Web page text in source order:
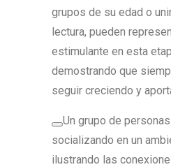
grupos de su edad o
lectura, pueden
estimulante en esta
demostrando que
seguir creciendo y
Un grupo de
socializando en un
ilustrando las